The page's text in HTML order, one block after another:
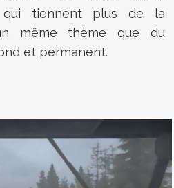
qui tiennent plus de la
même thème que du
et permanent.